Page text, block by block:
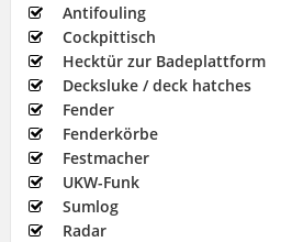
Antifouling
Cockpittisch
Hecktür zur Badeplattform
Decksluke / deck hatches
Fender
Fenderkörbe
Festmacher
UKW-Funk
Sumlog
Radar